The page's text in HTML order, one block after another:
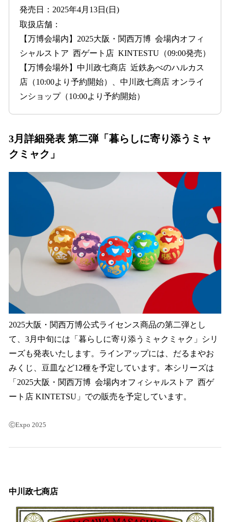
発売日：2025年4月13日(日)
取扱店舗：
【万博会場内】2025大阪・関西万博 会場内オフィ
シャルストア 西ゲート店 KINTESTU（09:00発売）
【万博会場外】中川政七商店 近鉄あべのハルカス
店（10:00より予約開始）、中川政七商店 オンライ
ンショップ（10:00より予約開始）
3月詳細発表 第二弾「暮らしに寄り添うミャ
クミャク」
2025大阪・関西万博公式ライセンス商品の第二弾とし
て、3月中旬には「暮らしに寄り添うミャクミャク」シリ
ーズも発表いたします。ラインアップには、だるまやお
みくじ、豆皿など12種を予定しています。本シリーズは
「2025大阪・関西万博 会場内オフィシャルストア 西ゲ
ート店 KINTETSU」での販売を予定しています。
ⒸExpo 2025
中川政七商店